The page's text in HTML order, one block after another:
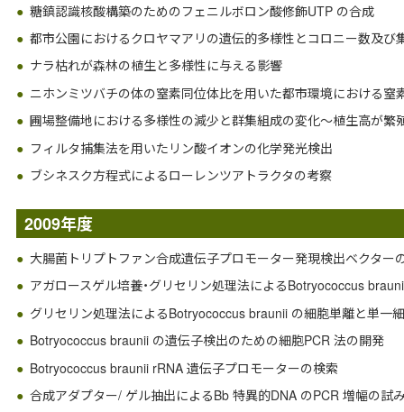
糖鎮認識核酸構築のためのフェニルボロン酸修飾UTP の合成
都市公園におけるクロヤマアリの遺伝的多様性とコロニー数及び
ナラ枯れが森林の植生と多様性に与える影響
ニホンミツバチの体の窒素同位体比を用いた都市環境における窒
圃場整備地における多様性の減少と群集組成の変化～植生高が繁
フィルタ捕集法を用いたリン酸イオンの化学発光検出
ブシネスク方程式によるローレンツアトラクタの考察
2009年度
大腸菌トリプトファン合成遺伝子プロモーター発現検出ベクター
アガロースゲル培養・グリセリン処理法によるBotryococcus
グリセリン処理法によるBotryococcus braunii の細胞単離と単一
Botryococcus braunii の遺伝子検出のための細胞PCR 法の開発
Botryococcus braunii rRNA 遺伝子プロモーターの検索
合成アダプター/ ゲル抽出によるBb 特異的DNA のPCR 増幅の試